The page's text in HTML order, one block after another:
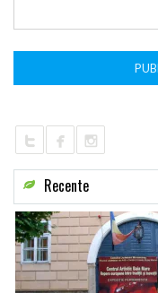
Recente